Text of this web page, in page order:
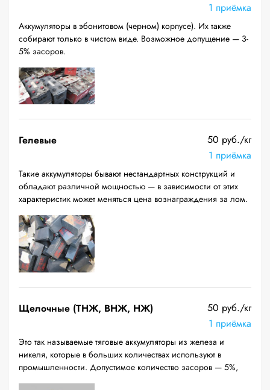
1 приёмка
Аккумуляторы в эбонитовом (черном) корпусе). Их также
собирают только в чистом виде. Возможное допущение — 3-
5% засоров.
Гелевые
50 руб./кг
1 приёмка
Такие аккумуляторы бывают нестандартных конструкций и
обладают различной мощностью — в зависимости от этих
характеристик может меняться цена вознаграждения за лом.
Щелочные (ТНЖ, ВНЖ, НЖ)
50 руб./кг
1 приёмка
Это так называемые тяговые аккумуляторы из железа и
никеля, которые в больших количествах используют в
промышленности. Допустимое количество засоров — 5%,